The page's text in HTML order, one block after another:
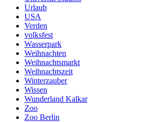
Urlaub
USA
Verden
volksfest
Wasserpark
Weihnachten
Weihnachtsmarkt
Weihnachtszeit
Winterzauber
Wissen
Wunderland Kalkar
Zoo
Zoo Berlin